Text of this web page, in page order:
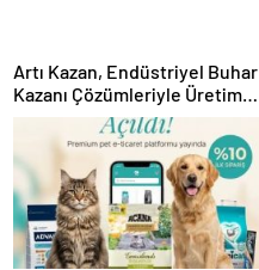
Artı Kazan, Endüstriyel Buhar
Kazanı Çözümleriyle Üretim
Tesislerine Verimli Sistemler
Sunuyor